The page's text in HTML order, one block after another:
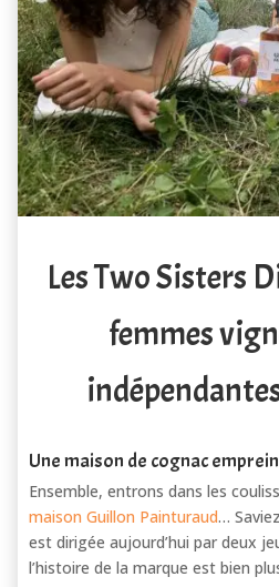
Les Two Sisters
femmes
Une maison de cognac
Ensemble, entrons dans les
maison Guillon Painturaud…
est dirigée aujourd’hui par deux
l’histoire de la marque est bien